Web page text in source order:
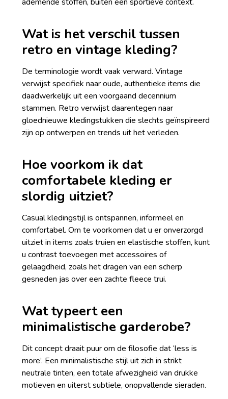
Wat is het verschil tussen
retro en vintage kleding?
De terminologie wordt vaak verward. Vintage
verwijst specifiek naar oude, authentieke items die
daadwerkelijk uit een voorgaand decennium
stammen. Retro verwijst daarentegen naar
gloednieuwe kledingstukken die slechts geïnspireerd
zijn op ontwerpen en trends uit het verleden.
Hoe voorkom ik dat
comfortabele kleding er
slordig uitziet?
Casual kledingstijl is ontspannen, informeel en
comfortabel. Om te voorkomen dat u er onverzorgd
uitziet in items zoals truien en elastische stoffen, kunt
u contrast toevoegen met accessoires of
gelaagdheid, zoals het dragen van een scherp
gesneden jas over een zachte fleece trui.
Wat typeert een
minimalistische garderobe?
Dit concept draait puur om de filosofie dat ‘less is
more’. Een minimalistische stijl uit zich in strikt
neutrale tinten, een totale afwezigheid van drukke
motieven en uiterst subtiele, onopvallende sieraden.